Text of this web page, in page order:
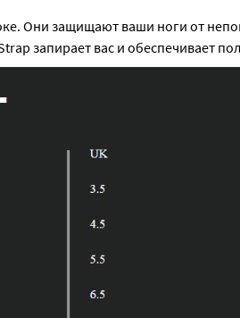
Они защищают ваши ноги от
запирает вас и обеспечивает